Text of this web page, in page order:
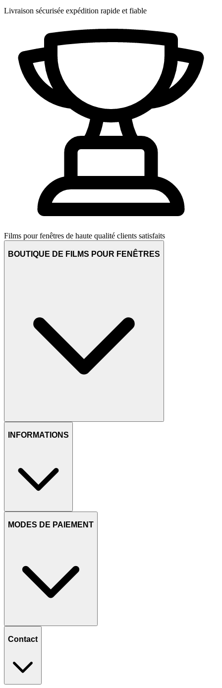
Livraison sécurisée expédition rapide et fiable
Films pour fenêtres de haute qualité clients satisfaits
BOUTIQUE DE FILMS POUR FENÊTRES
INFORMATIONS
MODES DE PAIEMENT
Contact